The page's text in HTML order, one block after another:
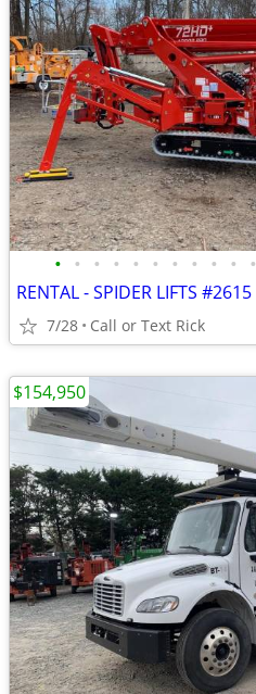
• • • • • • • • • • •
RENTAL - SPIDER LIFTS #2615
7/28 Call or Text Rick
$154,950